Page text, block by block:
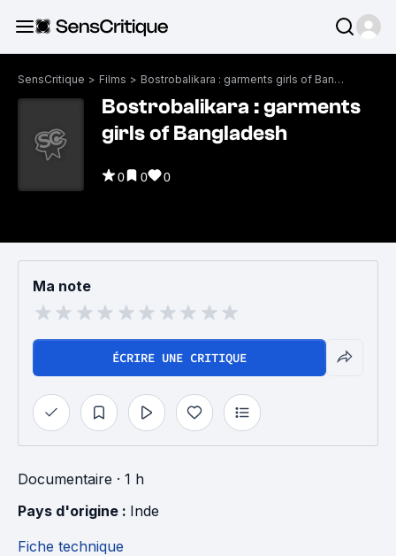
SensCritique > Films > Bostrobalikara : garments girls of Bangladesh
Bostrobalikara : garments
girls of Bangladesh
0 0 0
Ma note
ÉCRIRE UNE CRITIQUE
Documentaire · 1 h
Pays d'origine : Inde
Fiche technique